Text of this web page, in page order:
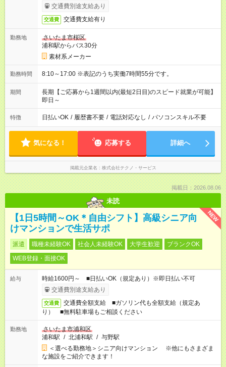
交通費別途支給あり
交通費 交通費支給有り
勤務地
さいたま市桜区
浦和駅からバス30分
素材系メーカー
勤務時間 8:10～17:00 ※表記のうち実働7時間55分です。
期間
長期【ご応募から1週間以内(最短2日目)のスピード就業が可能】
即日～
特徴 日払いOK / 履歴書不要 / 電話対応なし / パソコンスキル不要
気になる！ 応募する 詳細へ
掲載元企業名 株式会社テクノ・サービス
掲載日：2026.08.06
未読
NEW
【1日5時間～OK＊自由シフト】高級シニア向
けマンションで生活サポ
派遣 職種未経験OK 社会人未経験OK 大学生歓迎
ブランクOK
WEB登録・面接OK
給与
時給1600円～ ■日払いOK（規定あり）※即日払い不可
交通費別途支給あり
交通費
交通費全額支給 ■ガソリン代も全額支給（規定あ
り） ■無料駐車場もご相談ください
勤務地
さいたま市浦和区
浦和駅 / 北浦和駅 / 与野駅
＜選べる勤務地＞シニア向けマンション ※他にもさまざま
な施設をご紹介できます！